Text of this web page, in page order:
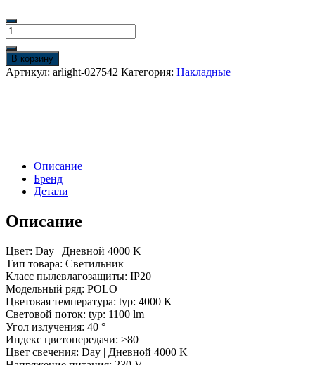
Количество
товара
Светильник
SP-
POLO-
BK,
deg)
IP20
года)
В корзину
Артикул: arlight-027542 Категория: Накладные
Описание
Бренд
Детали
Описание
Цвет: Day | Дневной 4000 K
Тип товара: Светильник
Класс пылевлагозащиты: IP20
Модельный ряд: POLO
Цветовая температура: typ: 4000 K
Световой поток: typ: 1100 lm
Угол излучения: 40 °
Индекс цветопередачи: >80
Цвет свечения: Day | Дневной 4000 K